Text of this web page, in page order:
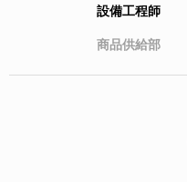
設備工程師
商品供給部